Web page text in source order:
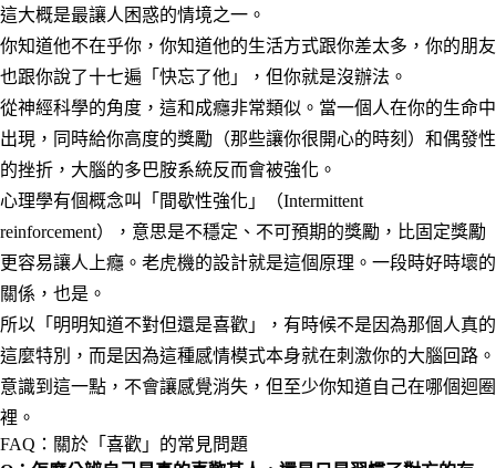
這大概是最讓人困惑的情境之一。
你知道他不在乎你，你知道他的生活方式跟你差太多，你的朋友
也跟你說了十七遍「快忘了他」，但你就是沒辦法。
從神經科學的角度，這和成癮非常類似。當一個人在你的生命中
出現，同時給你高度的獎勵（那些讓你很開心的時刻）和偶發性
的挫折，大腦的多巴胺系統反而會被強化。
心理學有個概念叫「間歇性強化」（Intermittent
reinforcement），意思是不穩定、不可預期的獎勵，比固定獎勵
更容易讓人上癮。老虎機的設計就是這個原理。一段時好時壞的
關係，也是。
所以「明明知道不對但還是喜歡」，有時候不是因為那個人真的
這麼特別，而是因為這種感情模式本身就在刺激你的大腦回路。
意識到這一點，不會讓感覺消失，但至少你知道自己在哪個迴圈
裡。
FAQ：關於「喜歡」的常見問題